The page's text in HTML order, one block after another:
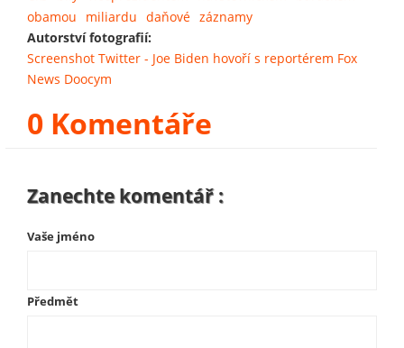
obamou
miliardu daňové záznamy
Autorství fotografií:
Screenshot Twitter - Joe Biden hovoří s reportérem Fox
News Doocym
0 Komentáře
Zanechte komentář :
Vaše jméno
Předmět